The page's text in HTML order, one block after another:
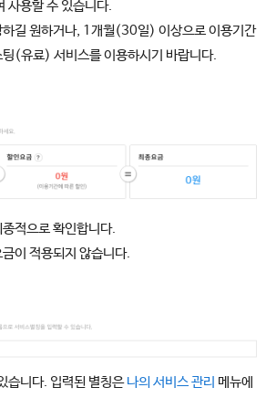
사용할 수 있습니다.
하길 원하거나, 1개월(30일) 이상으로 이용기간
(유료) 서비스를 이용하시기 바랍니다.
적으로 확인합니다.
이 적용되지 않습니다.
습니다. 입력된 별칭은나의 서비스 관리 메뉴에